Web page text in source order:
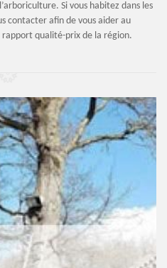
Si vous habitez dans les
contacter afin de vous aider au
rapport qualité-prix de la région.